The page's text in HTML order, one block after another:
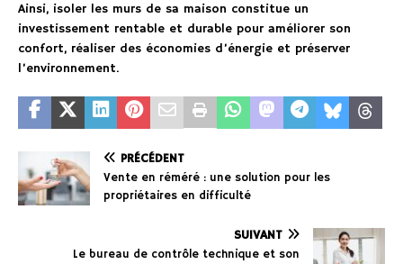
Ainsi, isoler les murs de sa maison constitue un
investissement rentable et durable pour améliorer son
confort, réaliser des économies d’énergie et préserver
l’environnement.
PRÉCÉDENT
Vente en réméré : une solution pour les
propriétaires en difficulté
SUIVANT
Le bureau de contrôle technique et son